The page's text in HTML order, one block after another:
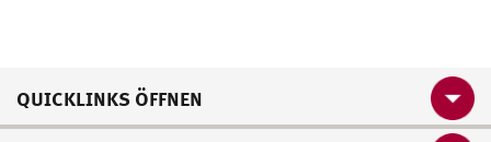
QUICKLINKS ÖFFNEN